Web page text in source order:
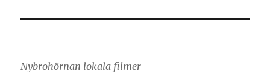
Nybrohörnan lokala filmer